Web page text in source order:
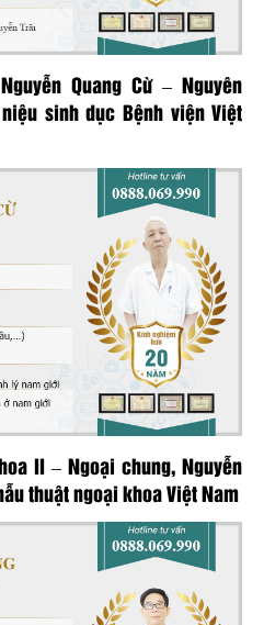
Quang Cừ – Nguyên
sinh dục Bệnh viện Việt
II – Ngoại chung, Nguyễn
thuật ngoại khoa Việt Nam